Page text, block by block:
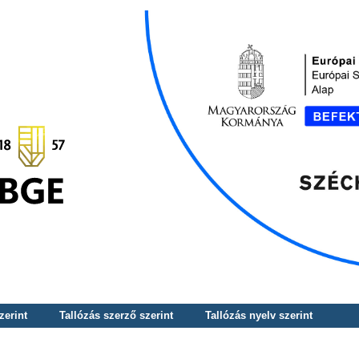
Tallózás szerző szerint Tallózás nyelv szerint